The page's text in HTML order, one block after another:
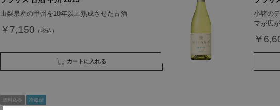
山梨県産の甲州を10年以上熟成させた古酒
￥7,150
買い物かごへ入れる
小諸の
マが広
￥